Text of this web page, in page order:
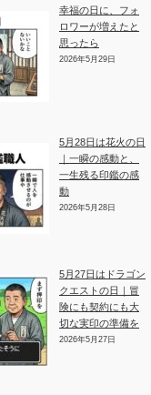
幸福の日に、フォ
ロワーが増えたと
思ったら
2026年5月29日
5月28日は花火の日
｜一瞬の感動と、
一生残る印鑑の感
動
2026年5月28日
5月27日はドラゴン
クエストの日｜冒
険にも契約にも大
切な実印の準備を
2026年5月27日